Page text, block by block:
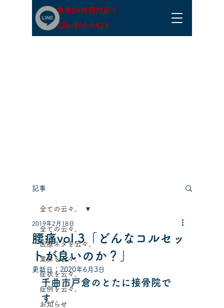
急患24時間対応！
​026-466-6424
記事
全ての云々。
医療ネタを云々。
業界を云々。
症状を云々。
症例を云々。
お知らせ
全ての云々。
腰痛vol.3「どんなコルセッ
トが良いのか？」
2019年2月18日
更新日： 2020年6月3日
千曲市戸倉のとたに接骨院で
す。